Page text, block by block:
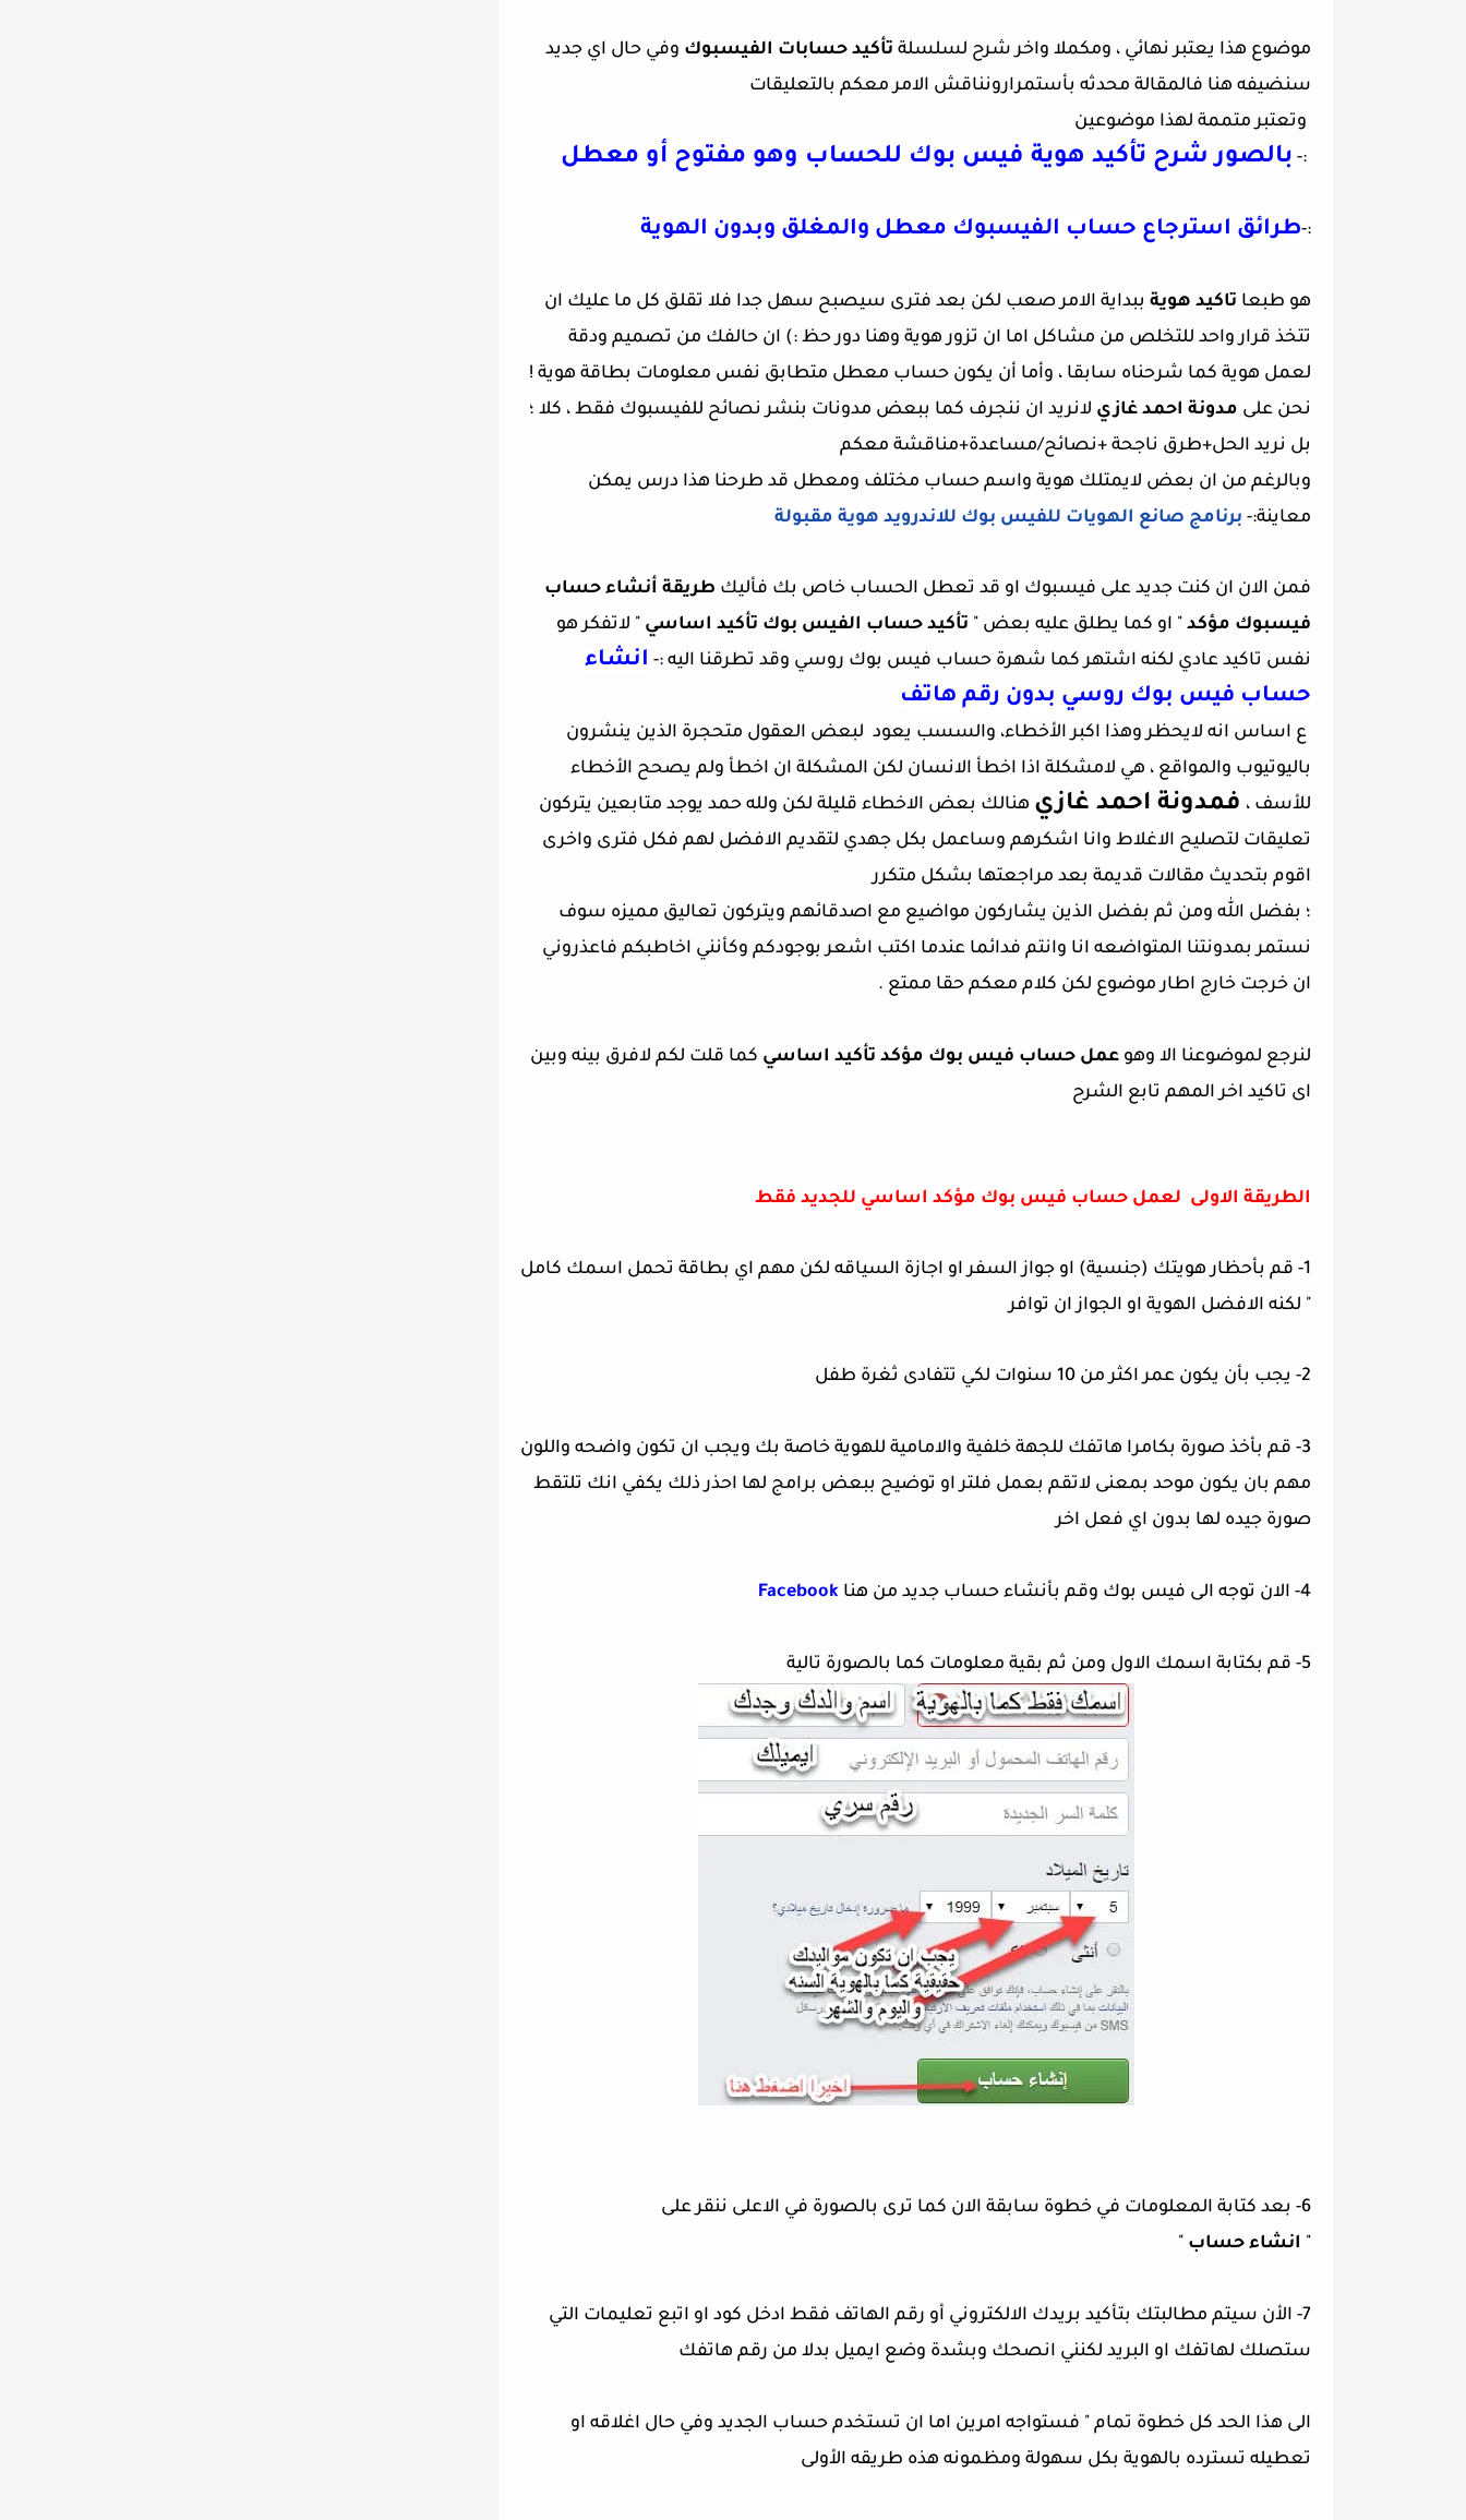
موضوع هذا يعتبر نهائي ، ومكملا واخر شرح لسلسلة تأكيد حسابات الفيسبوك وفي حال اي جديد
سنضيفه هنا فالمقالة محدثه بأستمرارونناقش الامر معكم بالتعليقات
وتعتبر متممة لهذا موضوعين
:- بالصور شرح تأكيد هوية فيس بوك للحساب وهو مفتوح أو معطل
:-طرائق استرجاع حساب الفيسبوك معطل والمغلق وبدون الهوية
هو طبعا تاكيد هوية ببداية الامر صعب لكن بعد فترى سيصبح سهل جدا فلا تقلق كل ما عليك ان
تتخذ قرار واحد للتخلص من مشاكل اما ان تزور هوية وهنا دور حظ :) ان حالفك من تصميم ودقة
لعمل هوية كما شرحناه سابقا ، وأما أن يكون حساب معطل متطابق نفس معلومات بطاقة هوية !
نحن على مدونة احمد غازي لانريد ان ننجرف كما ببعض مدونات بنشر نصائح للفيسبوك فقط ، كلا ؛
بل نريد الحل+طرق ناجحة +نصائح/مساعدة+مناقشة معكم
وبالرغم من ان بعض لايمتلك هوية واسم حساب مختلف ومعطل قد طرحنا هذا درس يمكن
معاينة:- برنامج صانع الهويات للفيس بوك للاندرويد هوية مقبولة
فمن الان ان كنت جديد على فيسبوك او قد تعطل الحساب خاص بك فأليك طريقة أنشاء حساب
فيسبوك مؤكد " او كما يطلق عليه بعض " تأكيد حساب الفيس بوك تأكيد اساسي " لاتفكر هو
نفس تاكيد عادي لكنه اشتهر كما شهرة حساب فيس بوك روسي وقد تطرقنا اليه :- انشاء
حساب فيس بوك روسي بدون رقم هاتف
ع اساس انه لايحظر وهذا اكبر الأخطاء، والسسب يعود لبعض العقول متحجرة الذين ينشرون
باليوتيوب والمواقع ، هي لامشكلة اذا اخطأ الانسان لكن المشكلة ان اخطأ ولم يصحح الأخطاء
للأسف ، فمدونة احمد غازي هنالك بعض الاخطاء قليلة لكن ولله حمد يوجد متابعين يتركون
تعليقات لتصليح الاغلاط وانا اشكرهم وساعمل بكل جهدي لتقديم الافضل لهم فكل فترى واخرى
اقوم بتحديث مقالات قديمة بعد مراجعتها بشكل متكرر
؛ بفضل الله ومن ثم بفضل الذين يشاركون مواضيع مع اصدقائهم ويتركون تعاليق مميزه سوف
نستمر بمدونتنا المتواضعه انا وانتم فدائما عندما اكتب اشعر بوجودكم وكأنني اخاطبكم فاعذروني
ان خرجت خارج اطار موضوع لكن كلام معكم حقا ممتع .
لنرجع لموضوعنا الا وهو عمل حساب فيس بوك مؤكد تأكيد اساسي كما قلت لكم لافرق بينه وبين
اى تاكيد اخر المهم تابع الشرح
الطريقة الاولى لعمل حساب فيس بوك مؤكد اساسي للجديد فقط
1- قم بأحظار هويتك (جنسية) او جواز السفر او اجازة السياقه لكن مهم اي بطاقة تحمل اسمك كامل
" لكنه الافضل الهوية او الجواز ان توافر
2- يجب بأن يكون عمر اكثر من 10 سنوات لكي تتفادى ثغرة طفل
3- قم بأخذ صورة بكامرا هاتفك للجهة خلفية والامامية للهوية خاصة بك ويجب ان تكون واضحه واللون
مهم بان يكون موحد بمعنى لاتقم بعمل فلتر او توضيح ببعض برامج لها احذر ذلك يكفي انك تلتقط
صورة جيده لها بدون اي فعل اخر
4- الان توجه الى فيس بوك وقم بأنشاء حساب جديد من هنا Facebook
5- قم بكتابة اسمك الاول ومن ثم بقية معلومات كما بالصورة تالية
6- بعد كتابة المعلومات في خطوة سابقة الان كما ترى بالصورة في الاعلى ننقر على
" انشاء حساب "
7- الأن سيتم مطالبتك بتأكيد بريدك الالكتروني أو رقم الهاتف فقط ادخل كود او اتبع تعليمات التي
ستصلك لهاتفك او البريد لكنني انصحك وبشدة وضع ايميل بدلا من رقم هاتفك
الى هذا الحد كل خطوة تمام " فستواجه امرين اما ان تستخدم حساب الجديد وفي حال اغلاقه او
تعطيله تسترده بالهوية بكل سهولة ومظمونه هذه طريقه الأولى